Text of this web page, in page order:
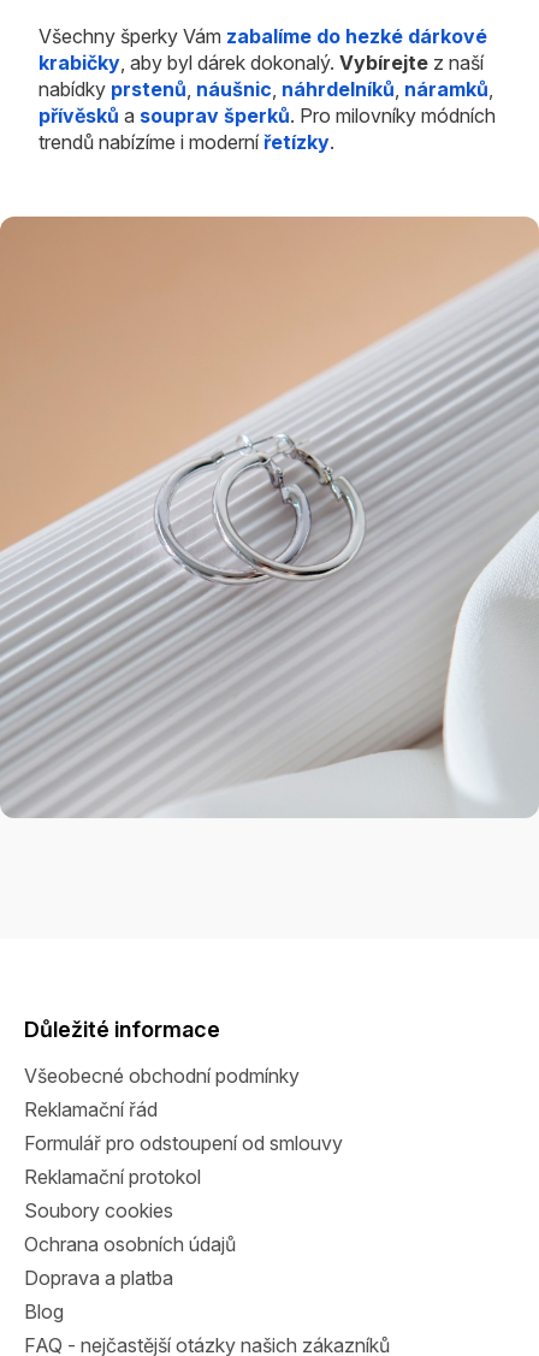
Všechny šperky Vám zabalíme do hezké dárkové
krabičky , aby byl dárek dokonalý. Vybírejte z naší
nabídky prstenů náušnic náhrdelníků náramků
přívěsků a souprav šperků. Pro milovníky módních
trendů nabízíme i modernířetízky.
Důležité informace
Všeobecné obchodní podmínky
Reklamační řád
Formulář pro odstoupení od smlouvy
Reklamační protokol
Soubory cookies
Ochrana osobních údajů
Doprava a platba
Blog
FAQ - nejčastější otázky našich zákazníků